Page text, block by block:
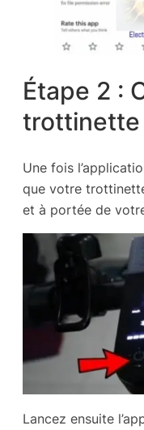
Étape 2 :
trottinette
Une fois
que votre
et à portée de
Lancez ensuite